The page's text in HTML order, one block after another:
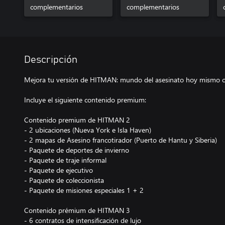
complementarios
complementarios
Descripción
Mejora tu versión de HITMAN: mundo del asesinato hoy mismo
Incluye el siguiente contenido premium:
Contenido premium de HITMAN 2
- 2 ubicaciones (Nueva York e Isla Haven)
- 2 mapas de Asesino francotirador (Puerto de Hantu y Siberia)
- Paquete de deportes de invierno
- Paquete de traje informal
- Paquete de ejecutivo
- Paquete de coleccionista
- Paquete de misiones especiales 1 + 2
Contenido prémium de HITMAN 3
- 6 contratos de intensificación de lujo